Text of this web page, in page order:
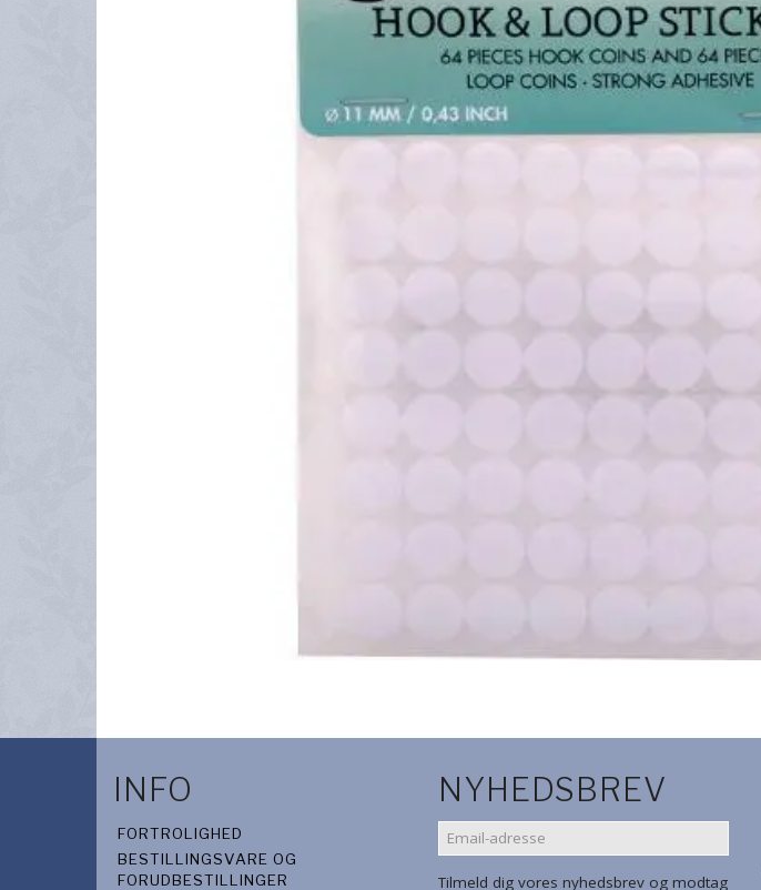
INFO
FORTROLIGHED
BESTILLINGSVARE OG
FORUDBESTILLINGER
NYHEDSBREV
EMAIL-
ADRESSE
Tilmeld dig vores nyhedsbrev og modtag